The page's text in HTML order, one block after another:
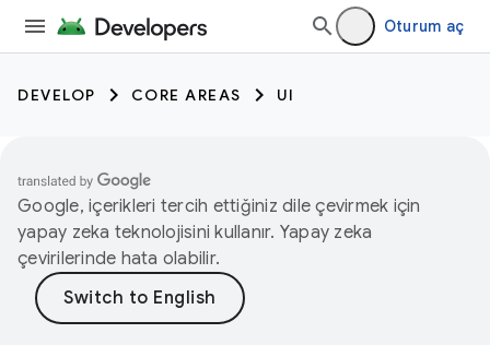
Oturum aç
DEVELOP CORE AREAS UI
Google, içerikleri tercih ettiğiniz dile çevirmek için
yapay zeka teknolojisini kullanır. Yapay zeka
çevirilerinde hata olabilir.